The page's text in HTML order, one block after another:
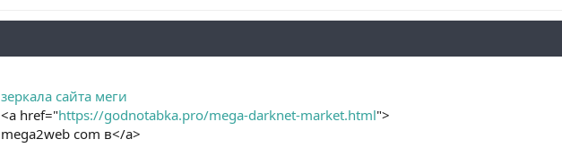
зеркала сайта меги
<a href="https://godnotabka.pro/mega-darknet-market.html">
mega2web com в</a>